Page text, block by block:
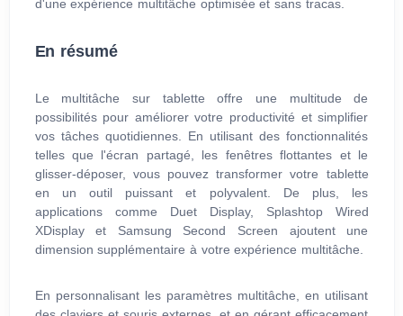
d'une expérience multitâche optimisée et sans tracas.
En résumé
Le multitâche sur tablette offre une multitude de
possibilités pour améliorer votre productivité et simplifier
vos tâches quotidiennes. En utilisant des fonctionnalités
telles que l'écran partagé, les fenêtres flottantes et le
glisser-déposer, vous pouvez transformer votre tablette
en un outil puissant et polyvalent. De plus, les
applications comme Duet Display, Splashtop Wired
XDisplay et Samsung Second Screen ajoutent une
dimension supplémentaire à votre expérience multitâche.
En personnalisant les paramètres multitâche, en utilisant